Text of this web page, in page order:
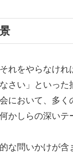
れをやらなけ
なさい」といっ
において、多
かしらの深いテ
な問いかけが